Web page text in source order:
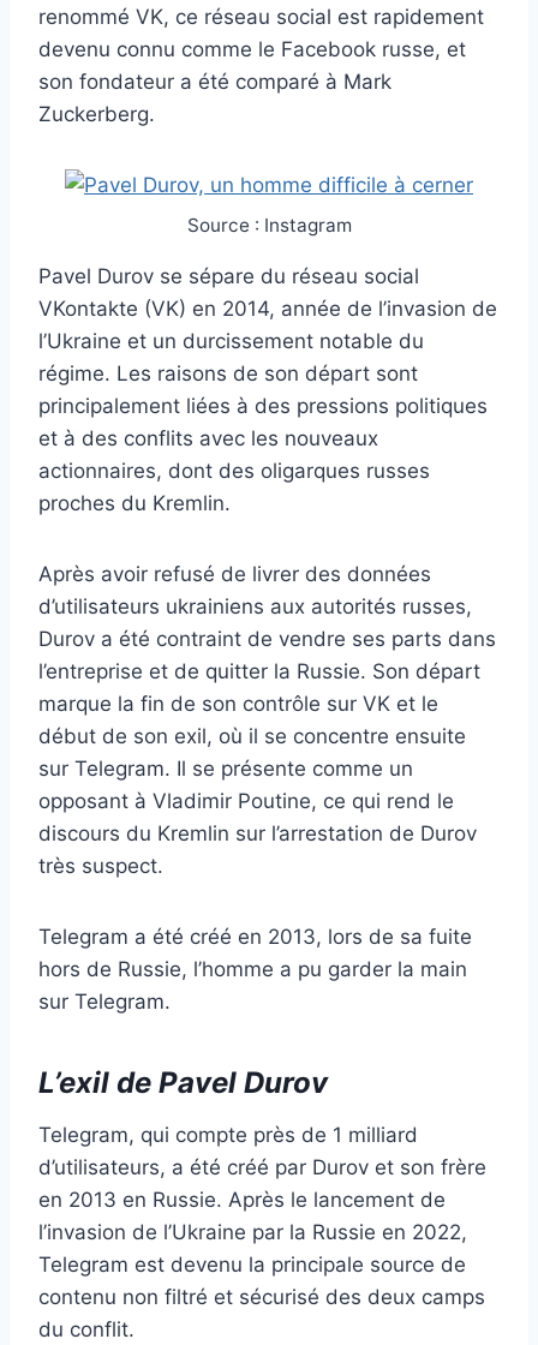
renommé VK, ce réseau social est rapidement
devenu connu comme le Facebook russe, et
son fondateur a été comparé à Mark
Zuckerberg.
Source : Instagram
Pavel Durov se sépare du réseau social
VKontakte (VK) en 2014, année de l’invasion de
l’Ukraine et un durcissement notable du
régime. Les raisons de son départ sont
principalement liées à des pressions politiques
et à des conflits avec les nouveaux
actionnaires, dont des oligarques russes
proches du Kremlin.
Après avoir refusé de livrer des données
d’utilisateurs ukrainiens aux autorités russes,
Durov a été contraint de vendre ses parts dans
l’entreprise et de quitter la Russie. Son départ
marque la fin de son contrôle sur VK et le
début de son exil, où il se concentre ensuite
sur Telegram. Il se présente comme un
opposant à Vladimir Poutine, ce qui rend le
discours du Kremlin sur l’arrestation de Durov
très suspect.
Telegram a été créé en 2013, lors de sa fuite
hors de Russie, l’homme a pu garder la main
sur Telegram.
L’exil de Pavel Durov
Telegram, qui compte près de 1 milliard
d’utilisateurs, a été créé par Durov et son frère
en 2013 en Russie. Après le lancement de
l’invasion de l’Ukraine par la Russie en 2022,
Telegram est devenu la principale source de
contenu non filtré et sécurisé des deux camps
du conflit.